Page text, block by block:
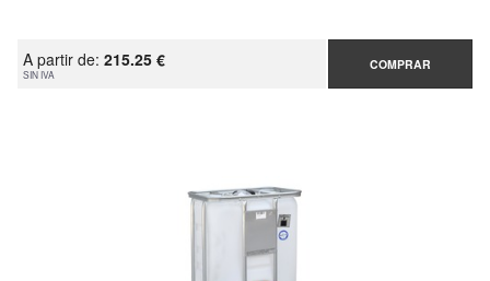
A partir de: 215.25 €
SIN IVA
COMPRAR